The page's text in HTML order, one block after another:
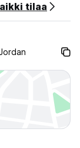
tilaa